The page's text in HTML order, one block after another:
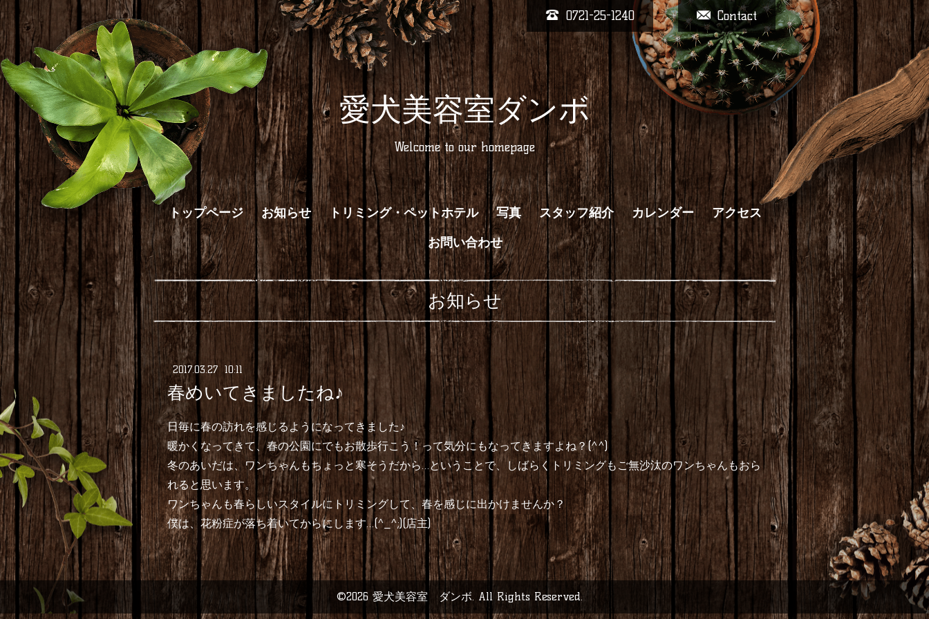
Contact
0721-25-1240
愛犬美容室ダンボ
Welcome to our homepage
トップページ お知らせ トリミング・ペットホテル 写真 スタッフ紹介 カレンダー
アクセス
お問い合わせ
お知らせ
2017.03.27 10:11
春めいてきましたね♪
日毎に春の訪れを感じるようになってきました♪
暖かくなってきて、春の公園にでもお散歩行こう！って気分にもなってきますよね？(^^)
冬のあいだは、ワンちゃんもちょっと寒そうだから…ということで、しばらくトリミングもご無沙汰のワンちゃんもおら
れると思います。
ワンちゃんも春らしいスタイルにトリミングして、春を感じに出かけませんか？
僕は、花粉症が落ち着いてからにします…(^_^;)(店主)
©2026 愛犬美容室 ダンボ. All Rights Reserved.